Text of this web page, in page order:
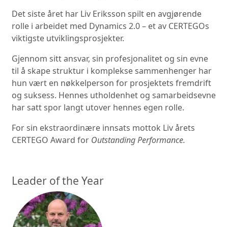
Det siste året har Liv Eriksson spilt en avgjørende
rolle i arbeidet med Dynamics 2.0 – et av CERTEGOs
viktigste utviklingsprosjekter.
Gjennom sitt ansvar, sin profesjonalitet og sin evne
til å skape struktur i komplekse sammenhenger har
hun vært en nøkkelperson for prosjektets fremdrift
og suksess. Hennes utholdenhet og samarbeidsevne
har satt spor langt utover hennes egen rolle.
For sin ekstraordinære innsats mottok Liv årets
CERTEGO Award for Outstanding Performance.
Leader of the Year